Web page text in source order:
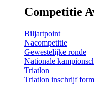
Competitie
Biljartpoint
Nacompetitie
Gewestelijke ronde
Nationale
Triatlon
Triatlon inschrijf